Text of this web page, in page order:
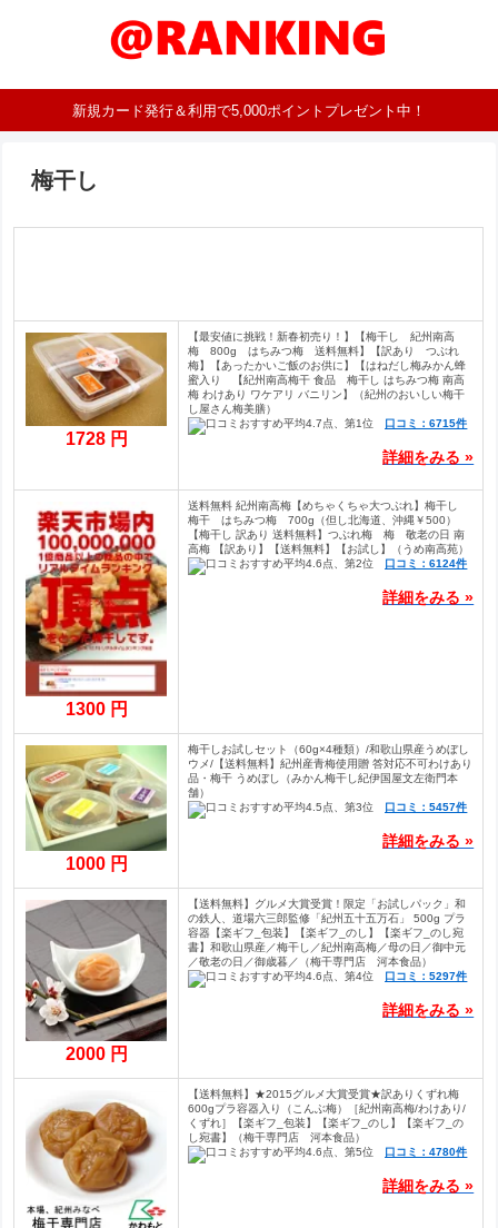
新規カード発行＆利用で5,000ポイントプレゼント中！
梅干し
1728 円
【最安値に挑戦！新春初売り！】【梅干し 紀州南高
梅 800g はちみつ梅 送料無料】【訳あり つぶれ
梅】【あったかいご飯のお供に】【はねだし梅みかん蜂
蜜入り 【紀州南高梅干 食品 梅干し はちみつ梅 南高
梅 わけあり ワケアリ バニリン】（紀州のおいしい梅干
し屋さん梅美膳）
口コミ：6715件
詳細をみる »
1300 円
送料無料 紀州南高梅【めちゃくちゃ大つぶれ】梅干し
梅干 はちみつ梅 700g（但し北海道、沖縄￥500）
【梅干し 訳あり 送料無料】つぶれ梅 梅 敬老の日 南
高梅 【訳あり】【送料無料】【お試し】（うめ南高苑）
口コミ：6124件
詳細をみる »
1000 円
梅干しお試しセット（60g×4種類）/和歌山県産うめぼし
ウメ/【送料無料】紀州産青梅使用贈 答対応不可わけあり
品・梅干 うめぼし（みかん梅干し紀伊国屋文左衛門本
舗）
口コミ：5457件
詳細をみる »
2000 円
【送料無料】グルメ大賞受賞！限定「お試しパック」和
の鉄人、道場六三郎監修「紀州五十五万石」 500g プラ
容器【楽ギフ_包装】【楽ギフ_のし】【楽ギフ_のし宛
書】和歌山県産／梅干し／紀州南高梅／母の日／御中元
／敬老の日／御歳暮／（梅干専門店 河本食品）
口コミ：5297件
詳細をみる »
【送料無料】★2015グルメ大賞受賞★訳ありくずれ梅
600gプラ容器入り（こんぶ梅）［紀州南高梅/わけあり/
くずれ］【楽ギフ_包装】【楽ギフ_のし】【楽ギフ_の
し宛書】（梅干専門店 河本食品）
口コミ：4780件
詳細をみる »